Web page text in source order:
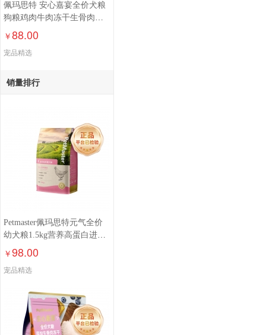
佩玛思特 安心嘉宴全价犬粮
狗粮鸡肉牛肉冻干生骨肉
1.5kg/5.4kg
￥88.00
宠品精选
销量排行
Petmaster佩玛思特元气全价
幼犬粮1.5kg营养高蛋白进口
鸡肉味主粮狗粮
￥98.00
宠品精选